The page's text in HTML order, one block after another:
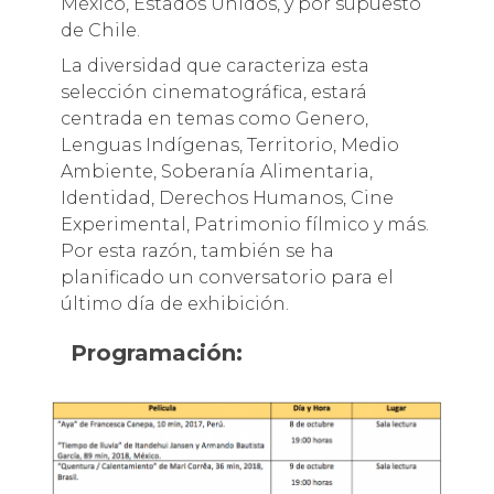
de Chile.
La diversidad que caracteriza esta
selección cinematográfica, estará
centrada en temas como Genero,
Lenguas Indígenas, Territorio, Medio
Ambiente, Soberanía Alimentaria,
Identidad, Derechos Humanos, Cine
Experimental, Patrimonio fílmico y más.
Por esta razón, también se ha
planificado un conversatorio para el
último día de exhibición.
Programación: